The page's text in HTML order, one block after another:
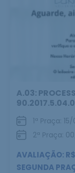
A.03:
1ª Praça:
2ª Praça:
AVALIAÇÃO:
SEGUNDA